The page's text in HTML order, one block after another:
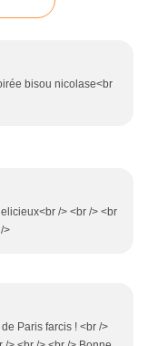
bisou nicolase<br
/> <br /> <br
>
Paris farcis ! <br />